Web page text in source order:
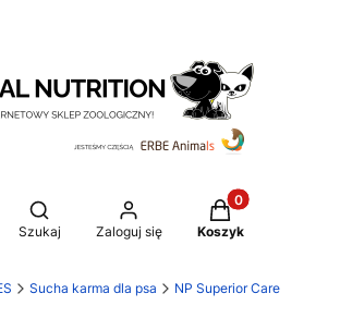
Otwórz wyszukiwarkę
Szukaj Zaloguj się
Produkty w
Koszyk
Sucha karma dla psa NP Superior Care